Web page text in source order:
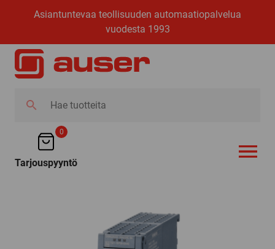
Asiantuntevaa teollisuuden automaatiopalvelua
vuodesta 1993
tuotteita
0
Tarjouspyyntö